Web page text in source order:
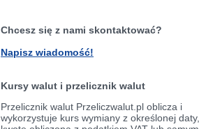
Chcesz się z nami skontaktować?
Napisz wiadomość!
Kursy walut i przelicznik walut
Przelicznik walut Przeliczwalut.pl oblicza i
wykorzystuje kurs wymiany z określonej daty,